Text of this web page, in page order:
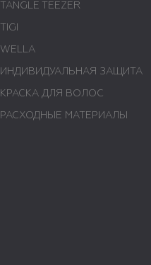
TANGLE TEEZER
TIGI
WELLA
ИНДИВИДУАЛЬНАЯ ЗАЩИТА
КРАСКА ДЛЯ ВОЛОС
РАСХОДНЫЕ МАТЕРИАЛЫ